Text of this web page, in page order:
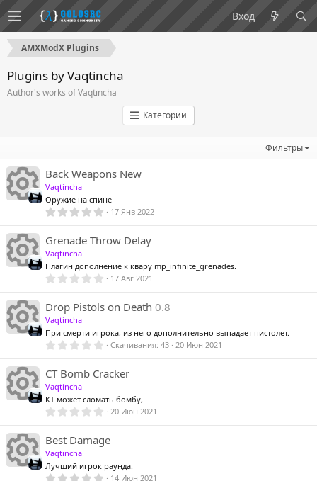
Вход
AMXModX Plugins
Plugins by Vaqtincha
Author's works of Vaqtincha
Категории
Фильтры
И
к
о
н
к
Back Weapons New
Vaqtincha
Оружие на спине
5
0
з
ё
з
17 Янв 2022
И
к
о
н
Grenade Throw Delay
Vaqtincha
Плагин дополнение к квару mp_infinite_grenades.
0
0
з
ё
з
17 Авг 2021
И
к
Drop Pistols on Death 0.8
Vaqtincha
При смерти игрока, из него дополнительно выпадает пистолет.
0
0
з
ё
з
Скачивания 43 20 Июн 2021
И
CT Bomb Cracker
Vaqtincha
КТ может сломать бомбу,
0
0
з
ё
з
20 Июн 2021
Best Damage
Vaqtincha
Лучший игрок раунда.
5 14 Июн 2021